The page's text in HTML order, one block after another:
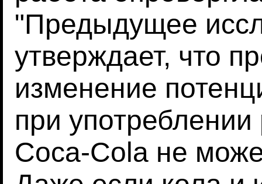
"Предыдущее
утверждает, что
изменение
при
Coca-Cola не